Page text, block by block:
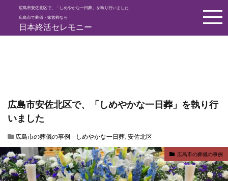
広島市安佐北区で、「しめやかな一日葬」を執り行いました
広島市で葬儀・家族葬なら
日本終活セレモニー
HOME 広島市の葬儀の事例 広島市安佐北区で、「しめやかな一日
広島市安佐北区で、「しめやかな一日葬」を執り行
いました
広島市の葬儀の事例 しめやかな一日葬, 安佐北区
広島市の葬儀の事例